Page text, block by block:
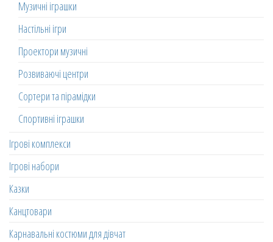
Музичні іграшки
Настільні ігри
Проектори музичні
Розвиваючі центри
Сортери та пірамідки
Спортивні іграшки
Ігрові комплекси
Ігрові набори
Казки
Канцтовари
Карнавальні костюми для дівчат